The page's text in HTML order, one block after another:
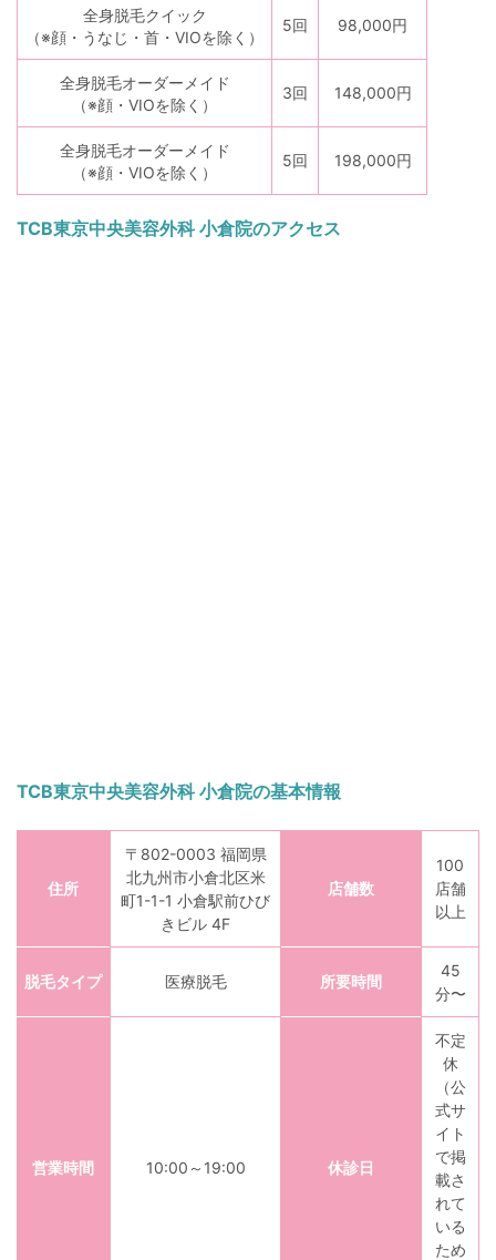
全身脱毛クイック
（※顔・うなじ・首・VIOを除く）
5回 98,000円
全身脱毛オーダーメイド
（※顔・VIOを除く）
3回 148,000円
全身脱毛オーダーメイド
（※顔・VIOを除く）
5回 198,000円
TCB東京中央美容外科 小倉院のアクセス
TCB東京中央美容外科 小倉院の基本情報
住所
〒802-0003 福岡県
北九州市小倉北区米
町1-1-1 小倉駅前ひび
きビル 4F
店舗数
100
店舗
以上
脱毛タイプ 医療脱毛 所要時間
45
分〜
営業時間 10:00～19:00 休診日
不定
休
（公
式サ
イト
で掲
載さ
れて
いる
ため